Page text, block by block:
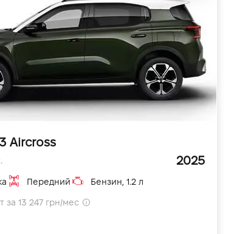
Aircross
2025
Передний Бензин, 1.2 л
за 13 247 грн/мес